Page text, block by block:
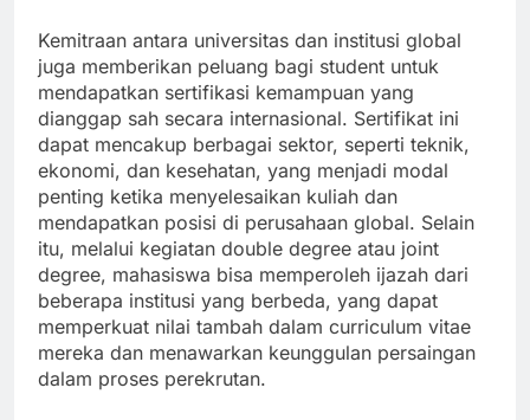
Kemitraan antara universitas dan institusi global
juga memberikan peluang bagi student untuk
mendapatkan sertifikasi kemampuan yang
dianggap sah secara internasional. Sertifikat ini
dapat mencakup berbagai sektor, seperti teknik,
ekonomi, dan kesehatan, yang menjadi modal
penting ketika menyelesaikan kuliah dan
mendapatkan posisi di perusahaan global. Selain
itu, melalui kegiatan double degree atau joint
degree, mahasiswa bisa memperoleh ijazah dari
beberapa institusi yang berbeda, yang dapat
memperkuat nilai tambah dalam curriculum vitae
mereka dan menawarkan keunggulan persaingan
dalam proses perekrutan.